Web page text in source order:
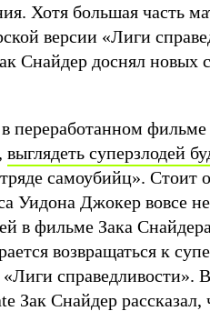
Хотя большая часть
версии «Лиги
Снайдер доснял новых
в переработанном фильме
выглядеть суперзлодей
самоубийц». Стоит
Уидона Джокер вовсе
в фильме Зака
возвращаться к
справедливости».
Зак Снайдер рассказал,